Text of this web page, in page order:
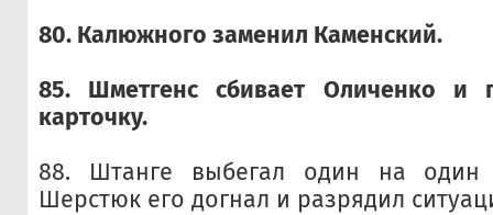
80. Калюжного заменил Каменский.
85. Шметгенс сбивает Оличенко и
карточку.
88. Штанге выбегал один на
Шерстюк его догнал и разрядил